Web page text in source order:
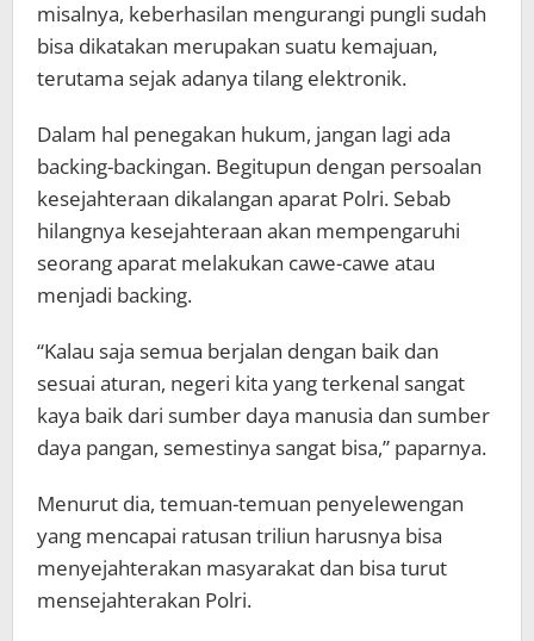
misalnya, keberhasilan mengurangi pungli sudah
bisa dikatakan merupakan suatu kemajuan,
terutama sejak adanya tilang elektronik.
Dalam hal penegakan hukum, jangan lagi ada
backing-backingan. Begitupun dengan persoalan
kesejahteraan dikalangan aparat Polri. Sebab
hilangnya kesejahteraan akan mempengaruhi
seorang aparat melakukan cawe-cawe atau
menjadi backing.
“Kalau saja semua berjalan dengan baik dan
sesuai aturan, negeri kita yang terkenal sangat
kaya baik dari sumber daya manusia dan sumber
daya pangan, semestinya sangat bisa,” paparnya.
Menurut dia, temuan-temuan penyelewengan
yang mencapai ratusan triliun harusnya bisa
menyejahterakan masyarakat dan bisa turut
mensejahterakan Polri.